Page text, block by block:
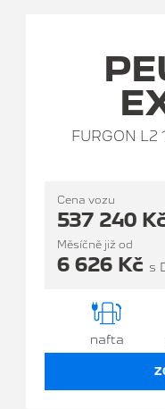
FURGON L2
Cena vozu
537 240
Měsíčně již od
6 626 Kč s
nafta